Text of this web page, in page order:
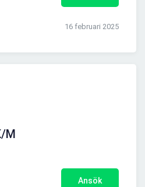
16 februari 2025
M
Ansök